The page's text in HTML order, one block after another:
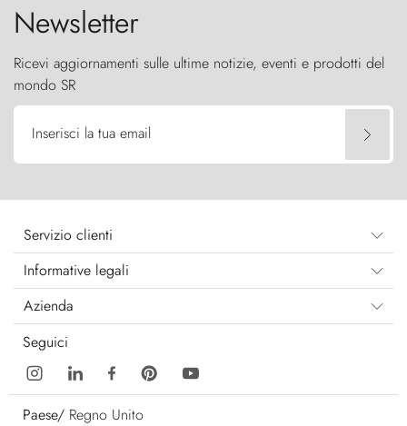
Newsletter
Ricevi aggiornamenti sulle ultime notizie, eventi e prodotti del
mondo SR
Inserisci la tua email
Servizio clienti
Informative legali
Azienda
Seguici
Paese/ Regno Unito